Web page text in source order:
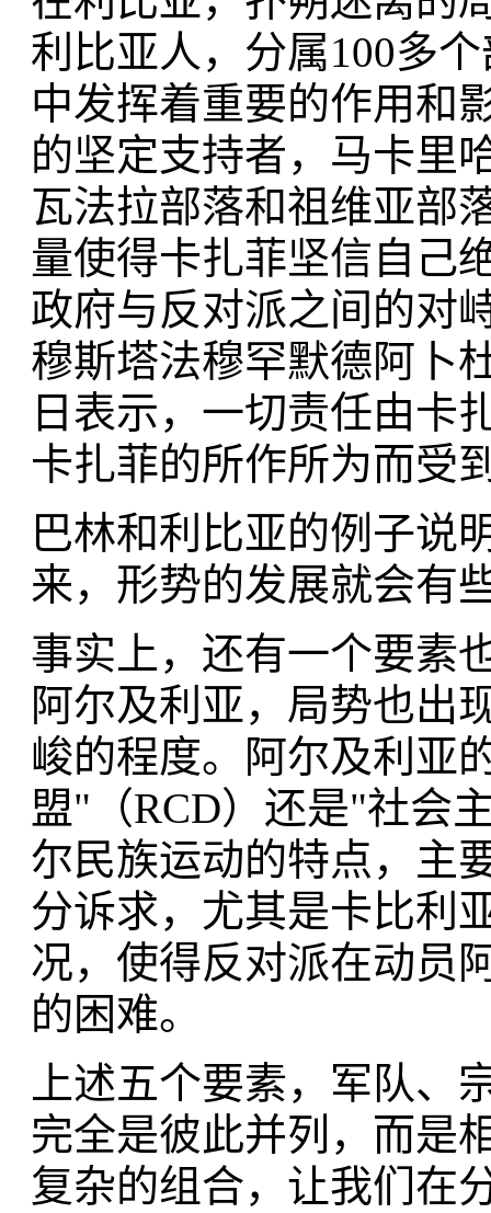
利比亚人，分属100多
中发挥着重要的作用和
的坚定支持者，马卡里
瓦法拉部落和祖维亚部
量使得卡扎菲坚信自己
政府与反对派之间的对
穆斯塔法穆罕默德阿卜
日表示，一切责任由卡
卡扎菲的所作所为而受
巴林和利比亚的例子说
来，形势的发展就会有
事实上，还有一个要素
阿尔及利亚，局势也出
峻的程度。阿尔及利亚
盟"（RCD）还是"社会
尔民族运动的特点，主
分诉求，尤其是卡比利
况，使得反对派在动员
的困难。
上述五个要素，军队、
完全是彼此并列，而是
复杂的组合，让我们在